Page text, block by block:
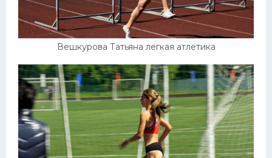
Вешкурова Татьяна легкая атлетика